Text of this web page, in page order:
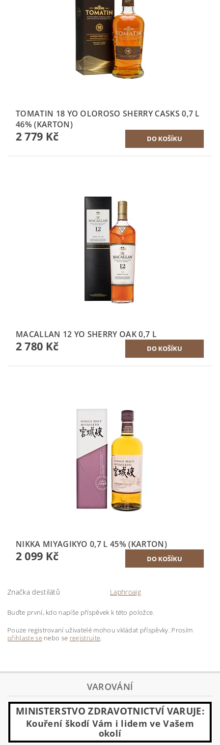
TOMATIN 18 YO OLOROSO SHERRY CASKS 0,7 L
46% (KARTON)
2 779 Kč
MACALLAN 12 YO SHERRY OAK 0,7 L
2 780 Kč
NIKKA MIYAGIKYO 0,7 L 45% (KARTON)
2 099 Kč
Značka destilátů Laphroaig
Buďte první, kdo napíše příspěvek k této položce.
Pouze registrovaní uživatelé mohou vkládat příspěvky. Prosím
přihlaste senebo se registrujte.
VAROVÁNÍ
MINISTERSTVO ZDRAVOTNICTVÍ VARUJE:
Kouření škodí Vám i lidem ve Vašem
okolí